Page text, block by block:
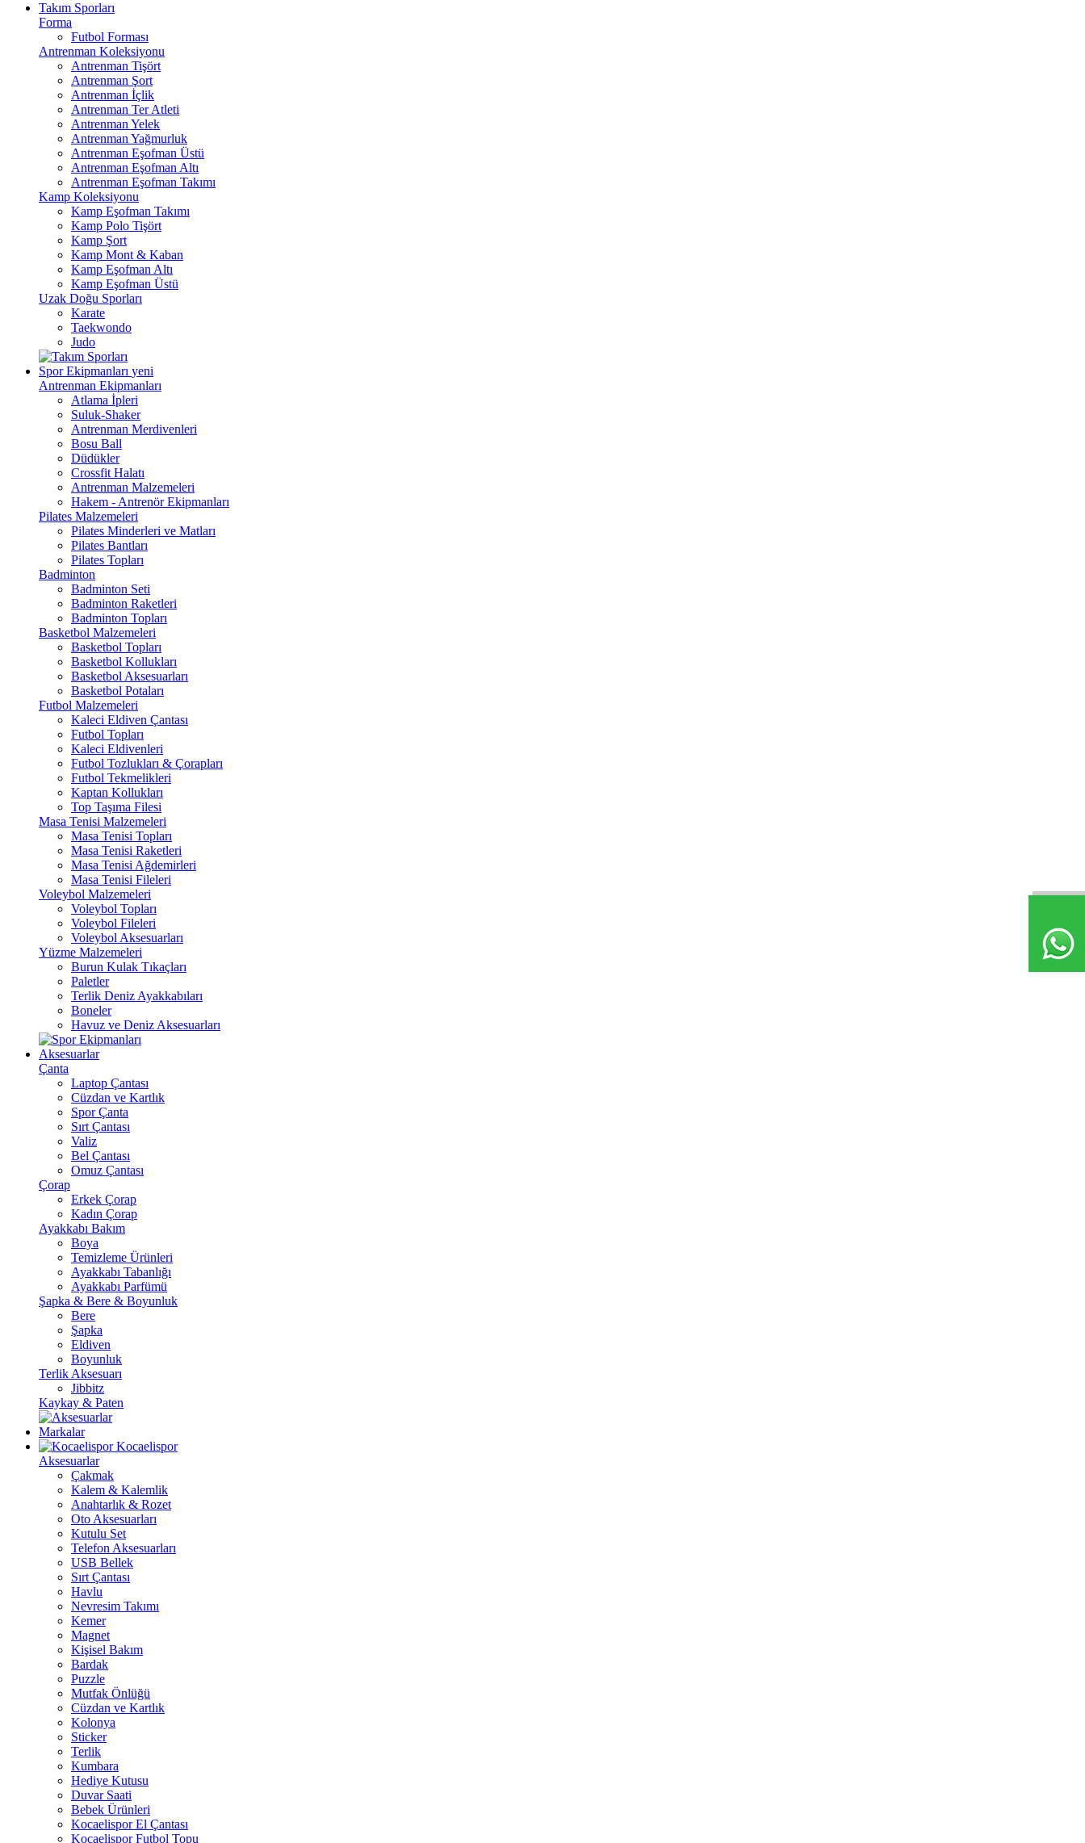
Takım Sporları
Forma
Futbol Forması
Antrenman Koleksiyonu
Antrenman Tişört
Antrenman Şort
Antrenman İçlik
Antrenman Ter Atleti
Antrenman Yelek
Antrenman Yağmurluk
Antrenman Eşofman Üstü
Antrenman Eşofman Altı
Antrenman Eşofman Takımı
Kamp Koleksiyonu
Kamp Eşofman Takımı
Kamp Polo Tişört
Kamp Şort
Kamp Mont & Kaban
Kamp Eşofman Altı
Kamp Eşofman Üstü
Uzak Doğu Sporları
Karate
Taekwondo
Judo
Spor Ekipmanları yeni
Antrenman Ekipmanları
Atlama İpleri
Suluk-Shaker
Antrenman Merdivenleri
Bosu Ball
Düdükler
Crossfit Halatı
Antrenman Malzemeleri
Hakem - Antrenör Ekipmanları
Pilates Malzemeleri
Pilates Minderleri ve Matları
Pilates Bantları
Pilates Topları
Badminton
Badminton Seti
Badminton Raketleri
Badminton Topları
Basketbol Malzemeleri
Basketbol Topları
Basketbol Kollukları
Basketbol Aksesuarları
Basketbol Potaları
Futbol Malzemeleri
Kaleci Eldiven Çantası
Futbol Topları
Kaleci Eldivenleri
Futbol Tozlukları & Çorapları
Futbol Tekmelikleri
Kaptan Kollukları
Top Taşıma Filesi
Masa Tenisi Malzemeleri
Masa Tenisi Topları
Masa Tenisi Raketleri
Masa Tenisi Ağdemirleri
Masa Tenisi Fileleri
Voleybol Malzemeleri
Voleybol Topları
Voleybol Fileleri
Voleybol Aksesuarları
Yüzme Malzemeleri
Burun Kulak Tıkaçları
Paletler
Terlik Deniz Ayakkabıları
Boneler
Havuz ve Deniz Aksesuarları
Aksesuarlar
Çanta
Laptop Çantası
Cüzdan ve Kartlık
Spor Çanta
Sırt Çantası
Valiz
Bel Çantası
Omuz Çantası
Çorap
Erkek Çorap
Kadın Çorap
Ayakkabı Bakım
Boya
Temizleme Ürünleri
Ayakkabı Tabanlığı
Ayakkabı Parfümü
Şapka & Bere & Boyunluk
Bere
Şapka
Eldiven
Boyunluk
Terlik Aksesuarı
Jibbitz
Kaykay & Paten
Markalar
Kocaelispor
Aksesuarlar
Çakmak
Kalem & Kalemlik
Anahtarlık & Rozet
Oto Aksesuarları
Kutulu Set
Telefon Aksesuarları
USB Bellek
Sırt Çantası
Havlu
Nevresim Takımı
Kemer
Magnet
Kişisel Bakım
Bardak
Puzzle
Mutfak Önlüğü
Cüzdan ve Kartlık
Kolonya
Sticker
Terlik
Kumbara
Hediye Kutusu
Duvar Saati
Bebek Ürünleri
Kocaelispor El Çantası
Kocaelispor Futbol Topu